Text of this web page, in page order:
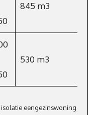
845 m3
530 m3
eengezinswoning